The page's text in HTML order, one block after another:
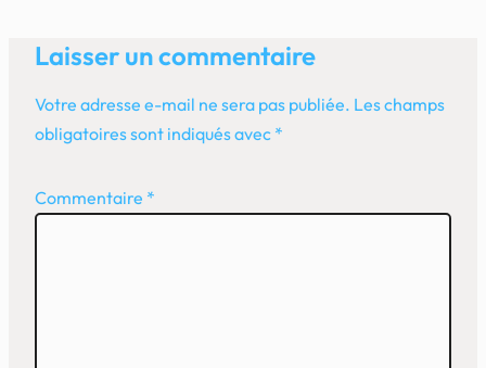
Laisser un commentaire
Votre adresse e-mail ne sera pas publiée. Les champs
obligatoires sont indiqués avec *
Commentaire *